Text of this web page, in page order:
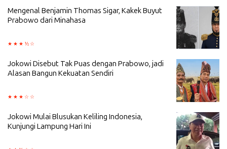
Mengenal Benjamin Thomas Sigar, Kakek Buyut
Prabowo dari Minahasa
Jokowi Disebut Tak Puas dengan Prabowo, jadi
Alasan Bangun Kekuatan Sendiri
Jokowi Mulai Blusukan Keliling Indonesia,
Kunjungi Lampung Hari Ini